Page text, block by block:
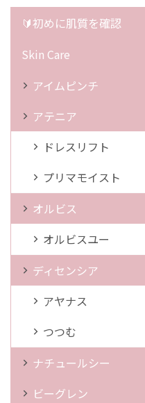
🔰初めに肌質を確認
Skin Care
アイムピンチ
アテニア
ドレスリフト
プリマモイスト
オルビス
オルビスユー
ディセンシア
アヤナス
つつむ
ナチュールシー
ビーグレン